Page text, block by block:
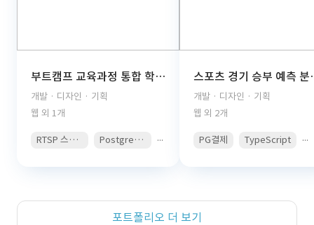
부트캠프 교육과정 통합 학습관리 플랫폼(React, TypeScript, FastAPI, PostgreSQL, AWS S3, JWT Auth, PDF Viewer)
개발 · 디자인 · 기획
웹 외 1개
RTSP 스트리밍 PostgreSQL ...
스포츠 경기 승부 예
개발 · 디자인 · 기획
웹 외 2개
PG결제 TypeScript ...
포트폴리오 더 보기